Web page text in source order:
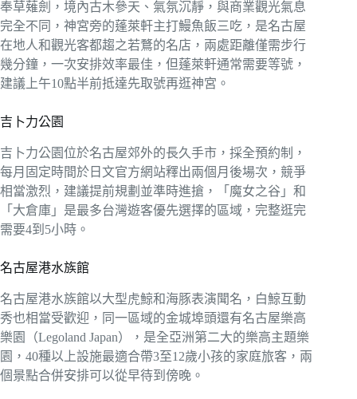
奉草薙劍，境內古木參天、氣氛沉靜，與商業觀光氣息
完全不同，神宮旁的蓬萊軒主打鰻魚飯三吃，是名古屋
在地人和觀光客都趨之若鶩的名店，兩處距離僅需步行
幾分鐘，一次安排效率最佳，但蓬萊軒通常需要等號，
建議上午10點半前抵達先取號再逛神宮。
吉卜力公園
吉卜力公園位於名古屋郊外的長久手市，採全預約制，
每月固定時間於日文官方網站釋出兩個月後場次，競爭
相當激烈，建議提前規劃並準時進搶，「魔女之谷」和
「大倉庫」是最多台灣遊客優先選擇的區域，完整逛完
需要4到5小時。
名古屋港水族館
名古屋港水族館以大型虎鯨和海豚表演聞名，白鯨互動
秀也相當受歡迎，同一區域的金城埠頭還有名古屋樂高
樂園（Legoland Japan），是全亞洲第二大的樂高主題樂
園，40種以上設施最適合帶3至12歲小孩的家庭旅客，兩
個景點合併安排可以從早待到傍晚。